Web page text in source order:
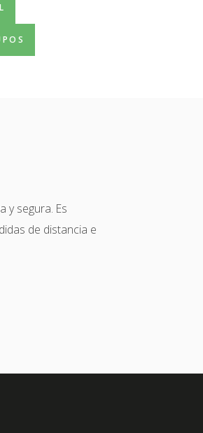
y segura. Es
de distancia e